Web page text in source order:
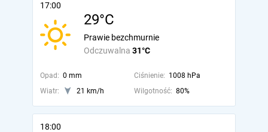
17:00
29°C
Odczuwalna 31°C
Prawie bezchmurnie
Opad: 0 mm Ciśnienie: 1008 hPa
Wiatr:
21 km/h Wilgotność: 80%
18:00